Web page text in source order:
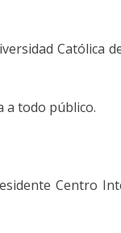
Católica
a todo público.
Centro